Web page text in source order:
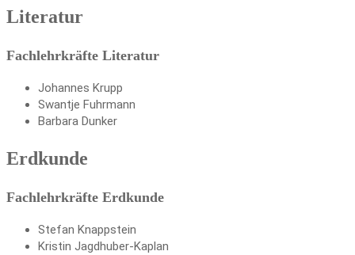
Literatur
Fachlehrkräfte Literatur
Johannes Krupp
Swantje Fuhrmann
Barbara Dunker
Erdkunde
Fachlehrkräfte Erdkunde
Stefan Knappstein
Kristin Jagdhuber-Kaplan